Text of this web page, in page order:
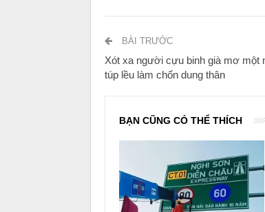
BÀI TRƯỚC
Xót xa người cựu binh già mơ một
túp lều làm chốn dung thân
BẠN CŨNG CÓ THỂ THÍCH